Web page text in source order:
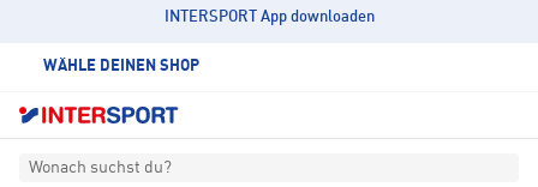
INTERSPORT App downloaden
WÄHLE DEINEN SHOP
Wonach suchst du?